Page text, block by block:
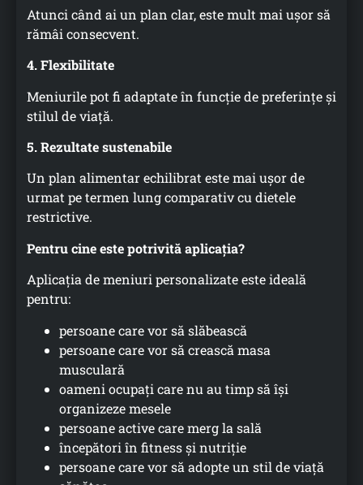
Atunci când ai un plan clar, este mult mai ușor să
rămâi consecvent.
4. Flexibilitate
Meniurile pot fi adaptate în funcție de preferințe și
stilul de viață.
5. Rezultate sustenabile
Un plan alimentar echilibrat este mai ușor de
urmat pe termen lung comparativ cu dietele
restrictive.
Pentru cine este potrivită aplicația?
Aplicația de meniuri personalizate este ideală
pentru:
persoane care vor să slăbească
persoane care vor să crească masa
musculară
oameni ocupați care nu au timp să își
organizeze mesele
persoane active care merg la sală
începători în fitness și nutriție
persoane care vor să adopte un stil de viață